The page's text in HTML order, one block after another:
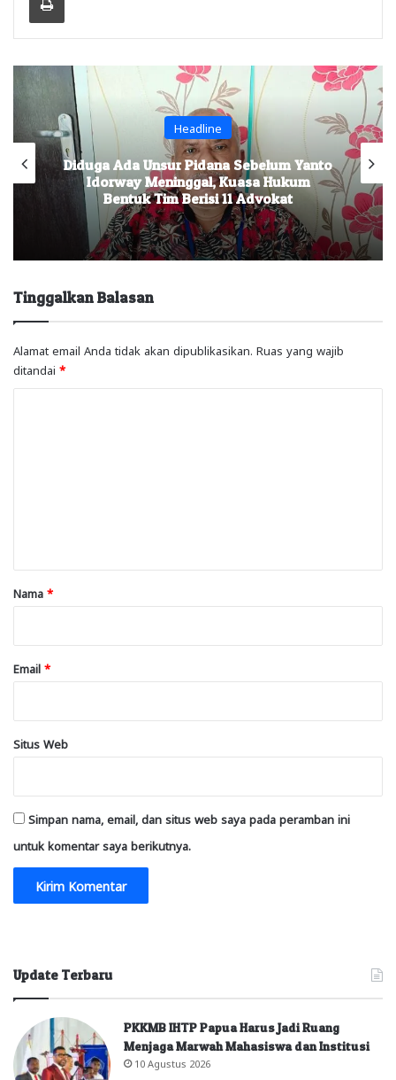
Headline
Diduga Ada Unsur Pidana Sebelum Yanto
Idorway Meninggal, Kuasa Hukum
Bentuk Tim Berisi 11 Advokat
Tinggalkan Balasan
Alamat email Anda tidak akan dipublikasikan. Ruas yang wajib
ditandai *
rNama *
Email *
Situs Web
Simpan nama, email, dan situs web saya pada peramban ini
untuk komentar saya berikutnya.
Update Terbaru
PKKMB IHTP Papua Harus Jadi Ruang
Menjaga Marwah Mahasiswa dan Institusi
10 Agustus 2026